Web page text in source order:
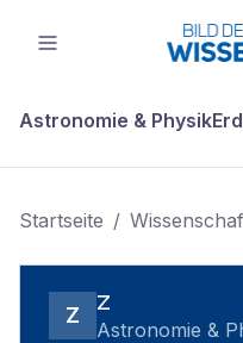
Astronomie & Physik
Startseite /
Z z
Astronomie &